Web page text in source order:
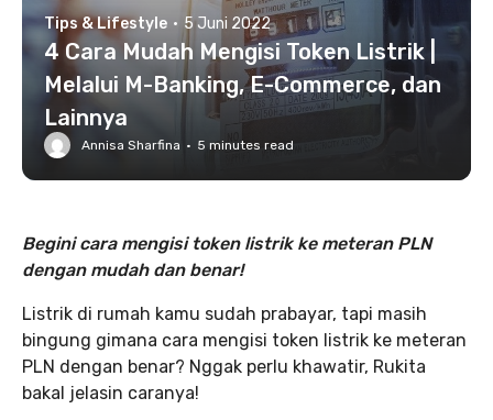
Tips & Lifestyle · 5 Juni 2022
4 Cara Mudah Mengisi Token Listrik |
Melalui M-Banking, E-Commerce, dan
Lainnya
Annisa Sharfina · 5 minutes read
Begini cara mengisi token listrik ke meteran PLN
dengan mudah dan benar!
Listrik di rumah kamu sudah prabayar, tapi masih
bingung gimana cara mengisi token listrik ke meteran
PLN dengan benar? Nggak perlu khawatir, Rukita
bakal jelasin caranya!